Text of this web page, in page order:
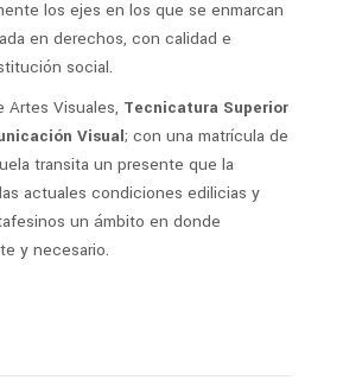
los ejes en los que se enmarcan
en derechos, con calidad e
social.
Artes Visuales, Tecnicatura Superior
Visual; con una matrícula de
transita un presente que la
actuales condiciones edilicias y
un ámbito en donde
y necesario.